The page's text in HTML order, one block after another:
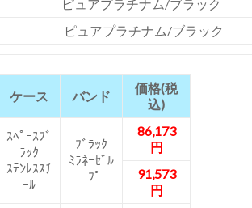
ピュアプラチナム/ブラック
ピュアプラチナム/ブラック
ケース バンド
価格(税
込)
ｽﾍﾟｰｽﾌﾞ
ﾗｯｸ
ｽﾃﾝﾚｽｽﾁ
ｰﾙ
ﾌﾞﾗｯｸ
ﾐﾗﾈｰｾﾞﾙ
ｰﾌﾟ
86,173
円
91,573
円